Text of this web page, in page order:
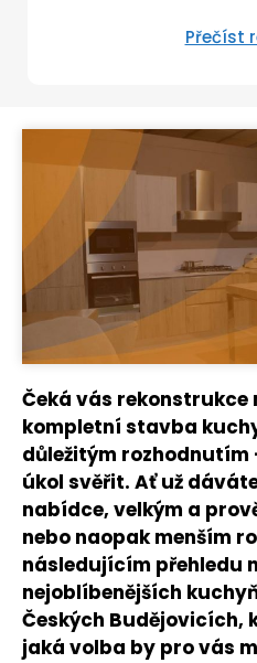
Přečíst
Čeká vás rekonstrukce
kompletní stavba
důležitým
úkol svěřit. Ať už
nabídce, velkým a
nebo naopak menším
následujícím přehledu
nejoblíbenějších
Českých Budějovicích,
jaká volba by pro vás